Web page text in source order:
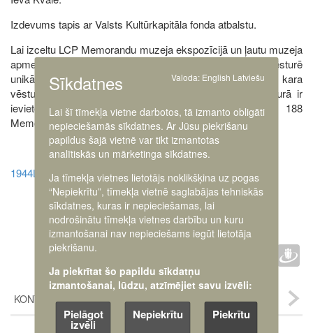
Izdevums tapis ar Valsts Kultūrkapitāla fonda atbalstu.
Lai izceltu LCP Memorandu muzeja ekspozīcijā un ļautu muzeja
apmeklētājiem detalizētāk iepazīties ar šī Latvijas vēsturē
unikālo dokumentu un tā parakstītājiem, II pasaules kara
vēstures ekspozīcijā ir izvietots interaktīvs termināls, kurā ir
ievietota informācija par LCP Memorandu un visiem 188
Memoranda parakstītājiem.
1944LCP_Memorands_LV
KONTAKTI
Sīkdatnes Valoda: English Latviešu
Lai šī tīmekļa vietne darbotos, tā izmanto obligāti
nepieciešamās sīkdatnes. Ar Jūsu piekrišanu
papildus šajā vietnē var tikt izmantotas
analītiskās un mārketinga sīkdatnes.
Ja tīmekļa vietnes lietotājs noklikšķina uz pogas
“Nepiekrītu”, tīmekļa vietnē saglabājas tehniskās
sīkdatnes, kuras ir nepieciešamas, lai
nodrošinātu tīmekļa vietnes darbību un kuru
izmantošanai nav nepieciešams iegūt lietotāja
piekrišanu.
Ja piekrītat šo papildu sīkdatņu
izmantošanai, lūdzu, atzīmējiet savu izvēli:
Pielāgot
izvēli
Nepiekrītu Piekrītu